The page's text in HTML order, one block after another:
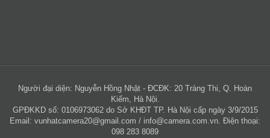
Người đại diện: Nguyễn Hồng Nhật - ĐCĐK: 20 Tràng Thi, Q. Hoàn
Kiếm, Hà Nội.
GPĐKKD số: 0106973062 do Sở KHĐT TP. Hà Nội cấp ngày 3/9/2015
Email: vunhatcamera20@gmail.com / info@camera.com.vn . Điện thoại:
098 283 8089